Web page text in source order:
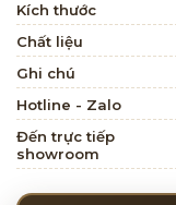
Kích thước
Chất liệu
Ghi chú
Hotline - Zalo
Đến trực tiếp
showroom